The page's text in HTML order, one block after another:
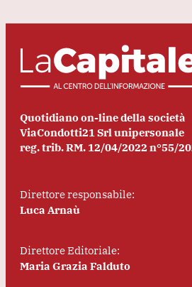
Quotidiano on-line della società
ViaCondotti21 Srl unipersonale
reg. trib. RM. 12/04/2022 n°55/
Direttore responsabile:
Luca Arnaù
Direttore Editoriale:
Maria Grazia Falduto